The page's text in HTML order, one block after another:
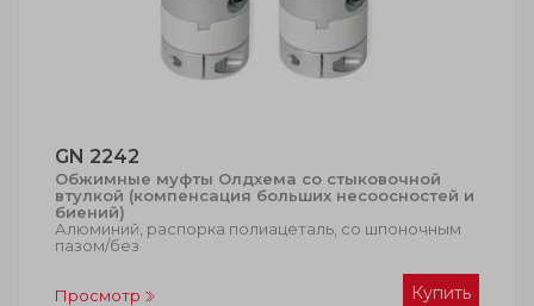
GN 2242
Обжимные муфты Олдхема со стыковочной
втулкой (компенсация больших несоосностей и
биений)
Алюминий, распорка полиацеталь, со шпоночным
пазом/без
Просмотр Купить